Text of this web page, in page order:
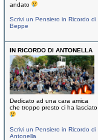
andato
Scrivi un Pensiero in Ricordo di
Beppe
IN RICORDO DI ANTONELLA
Dedicato ad una cara amica
che troppo presto ci ha lasciato
Scrivi un Pensiero in Ricordo di
Antonella